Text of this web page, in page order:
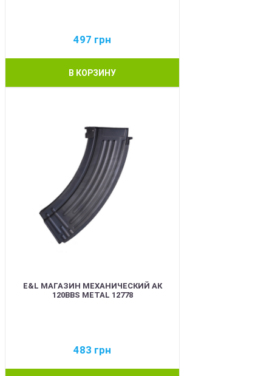
497 грн
В КОРЗИНУ
E&L МАГАЗИН МЕХАНИЧЕСКИЙ АК
120BBS METAL 12778
483 грн